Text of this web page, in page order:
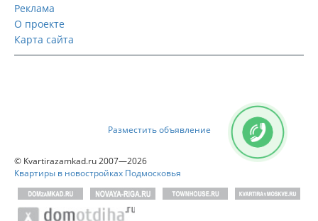
Реклама
О проекте
Карта сайта
Разместить объявление
© Kvartirazamkad.ru 2007—2026
Квартиры в новостройках Подмосковья